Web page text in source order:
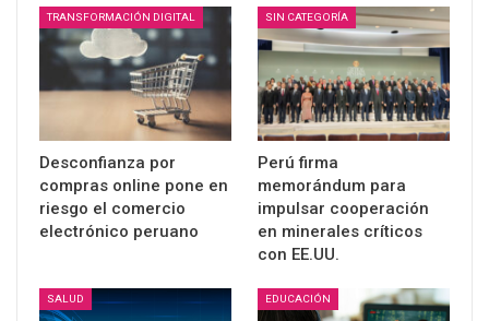
TRANSFORMACIÓN DIGITAL
Desconfianza por
compras online pone en
riesgo el comercio
electrónico peruano
SIN CATEGORÍA
Perú firma
memorándum para
impulsar cooperación
en minerales críticos
con EE.UU.
SALUD EDUCACIÓN